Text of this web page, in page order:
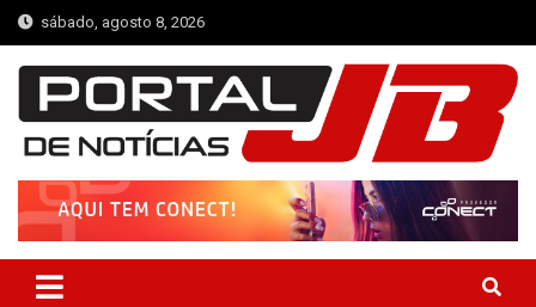
Skip
to
content
sábado, agosto 8, 2026
Portal de Notícias JB
Notícias de Simplício Mendes e Região